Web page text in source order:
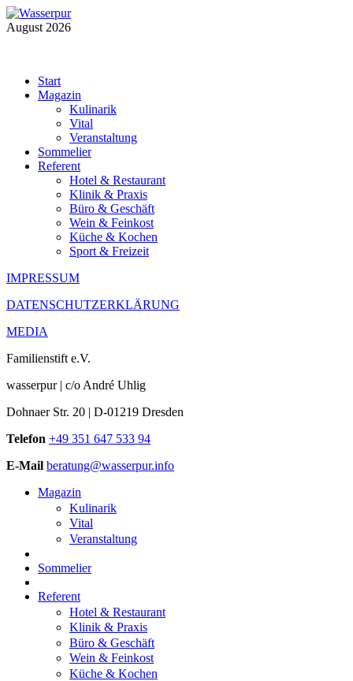
August 2026
Start
Magazin
Kulinarik
Vital
Veranstaltung
Sommelier
Referent
Hotel & Restaurant
Klinik & Praxis
Büro & Geschäft
Wein & Feinkost
Küche & Kochen
Sport & Freizeit
IMPRESSUM
DATENSCHUTZERKLÄRUNG
MEDIA
Familienstift e.V.
wasserpur | c/o André Uhlig
Dohnaer Str. 20 | D-01219 Dresden
Telefon +49 351 647 533 94
E-Mail beratung@wasserpur.info
Magazin
Kulinarik
Vital
Veranstaltung
Sommelier
Referent
Hotel & Restaurant
Klinik & Praxis
Büro & Geschäft
Wein & Feinkost
Küche & Kochen